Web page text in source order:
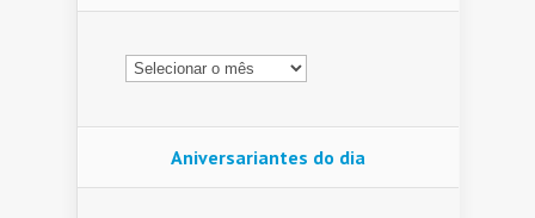
Arquivo
Aniversariantes do dia